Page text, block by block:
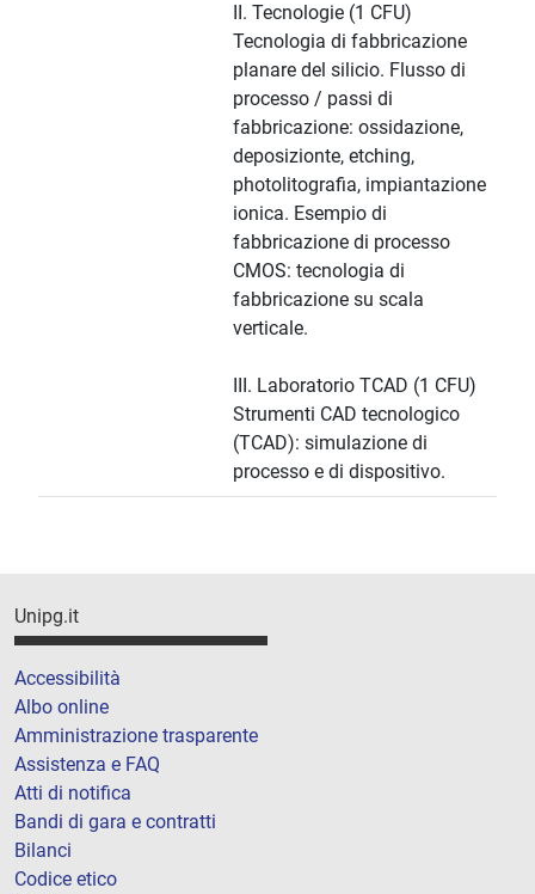
II. Tecnologie (1 CFU)
Tecnologia di fabbricazione
planare del silicio. Flusso di
processo / passi di
fabbricazione: ossidazione,
deposizionte, etching,
photolitografia, impiantazione
ionica. Esempio di
fabbricazione di processo
CMOS: tecnologia di
fabbricazione su scala
verticale.
III. Laboratorio TCAD (1 CFU)
Strumenti CAD tecnologico
(TCAD): simulazione di
processo e di dispositivo.
Unipg.it
Accessibilità
Albo online
Amministrazione trasparente
Assistenza e FAQ
Atti di notifica
Bandi di gara e contratti
Bilanci
Codice etico